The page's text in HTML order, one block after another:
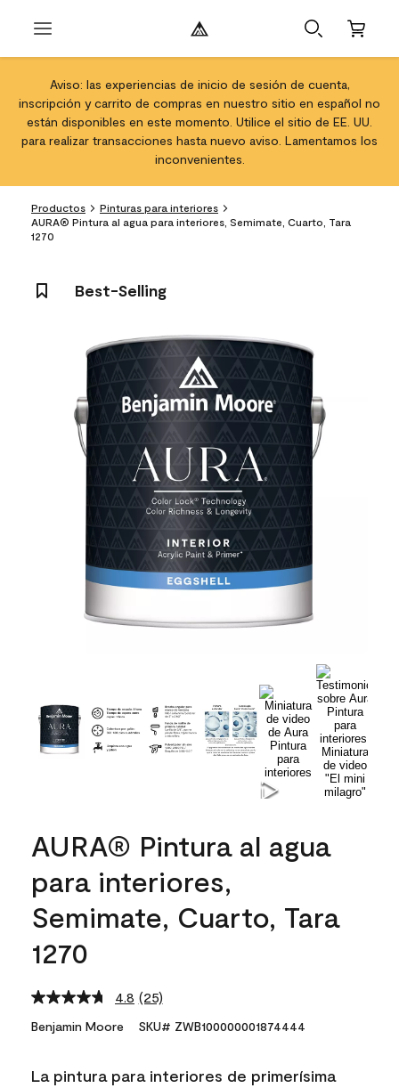
Aviso: las experiencias de inicio de sesión de cuenta,
inscripción y carrito de compras en nuestro sitio en español no
están disponibles en este momento. Utilice el sitio de EE. UU.
para realizar transacciones hasta nuevo aviso. Lamentamos los
inconvenientes.
Productos
Pinturas para interiores
AURA® Pintura al agua para interiores, Semimate, Cuarto, Tara
1270
Best-Selling
AURA® Pintura al agua
para interiores,
Semimate, Cuarto, Tara
1270
4.8 Read
25
Reviews.
link.
(25)
Benjamin Moore SKU# ZWB100000001874444
La pintura para interiores de primerísima